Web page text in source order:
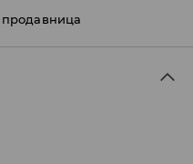
продавница